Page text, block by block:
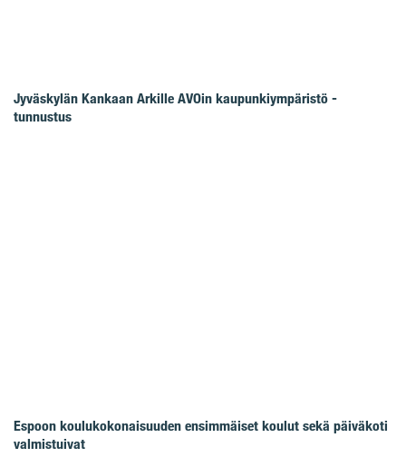
Jyväskylän Kankaan Arkille AVOin kaupunkiympäristö -
tunnustus
Espoon koulukokonaisuuden ensimmäiset koulut sekä päiväkoti
valmistuivat